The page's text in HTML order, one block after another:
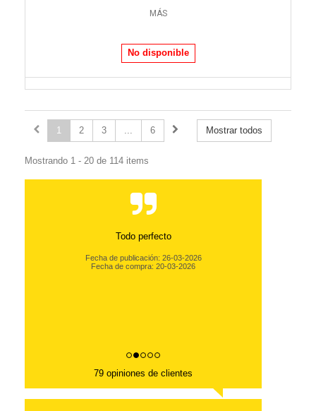
MÁS
No disponible
Mostrar todos
1 2 3 ... 6
Mostrando 1 - 20 de 114 items
Todo perfecto
Fecha de publicación: 26-03-2026
Fecha de compra: 20-03-2026
79 opiniones de clientes